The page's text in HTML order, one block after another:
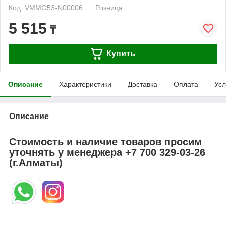
Код: VMMG53-N00006
Розница
5 515 ₸
Купить
Описание Характеристики Доставка Оплата
Описание
Стоимость и наличие товаров просим
уточнять у менеджера+7 700 329-03-26
(г.Алматы)